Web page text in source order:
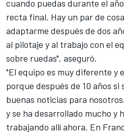
cuando puedas durante el
recta final. Hay un par de
adaptarme después de dos
al pilotaje y al trabajo con el
sobre ruedas", aseguró.
"El equipo es muy diferente y
porque después de 10 años
buenas noticias para
y se ha desarrollado mucho y
trabajando allí ahora. En